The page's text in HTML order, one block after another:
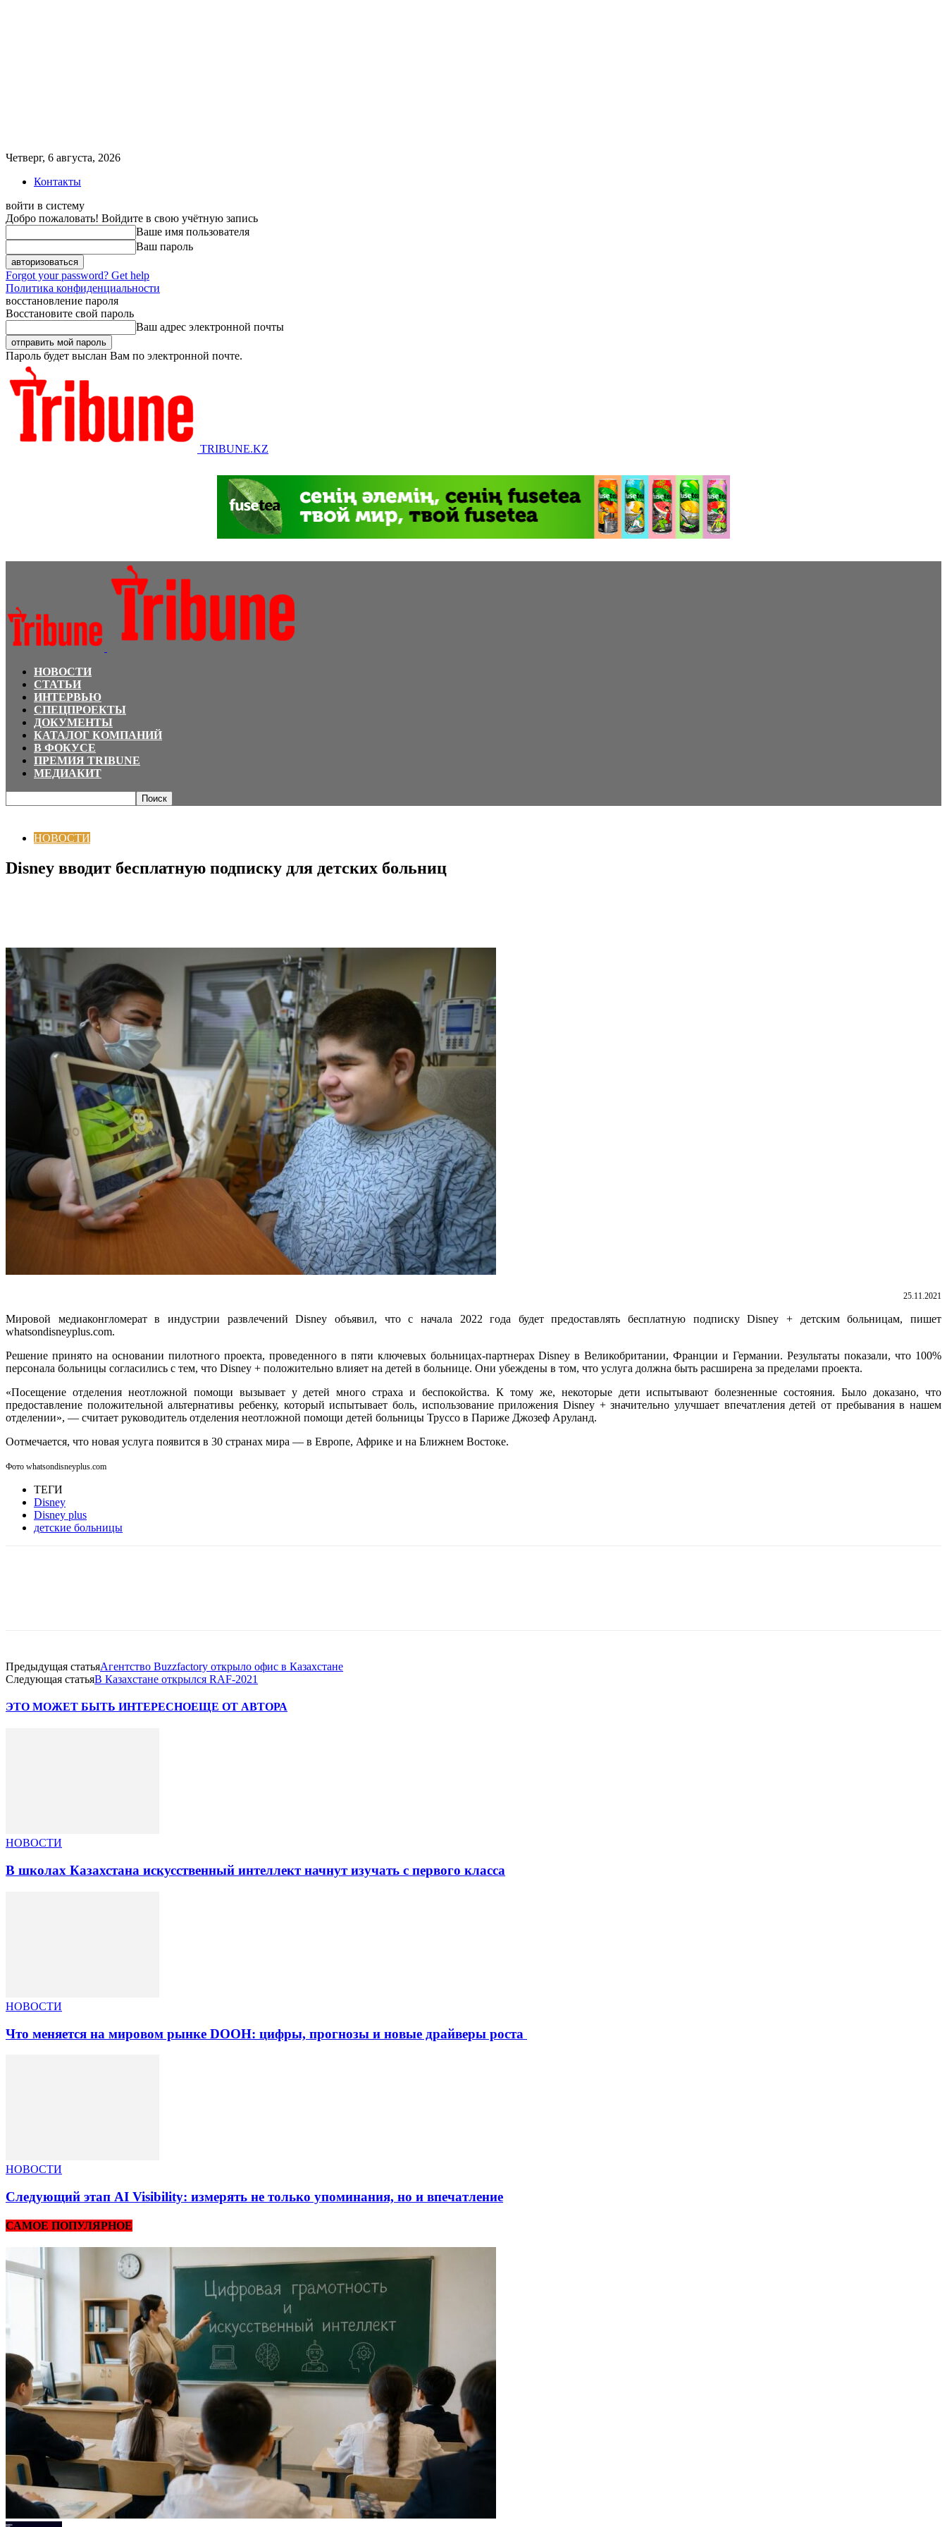
Четверг, 6 августа, 2026
Контакты
войти в систему
Добро пожаловать! Войдите в свою учётную запись
Ваше имя пользователя
Ваш пароль
Forgot your password? Get help
Политика конфиденциальности
восстановление пароля
Восстановите свой пароль
Ваш адрес электронной почты
Пароль будет выслан Вам по электронной почте.
TRIBUNE.KZ
НОВОСТИ
СТАТЬИ
ИНТЕРВЬЮ
СПЕЦПРОЕКТЫ
ДОКУМЕНТЫ
КАТАЛОГ КОМПАНИЙ
В ФОКУСЕ
ПРЕМИЯ TRIBUNE
МЕДИАКИТ
НОВОСТИ
Disney вводит бесплатную подписку для детских больниц
25.11.2021
Мировой медиаконгломерат в индустрии развлечений Disney объявил, что с начала 2022 года будет предоставлять бесплатную подписку Disney + детским больницам, пишет
whatsondisneyplus.com.
Решение принято на основании пилотного проекта, проведенного в пяти ключевых больницах-партнерах Disney в Великобритании, Франции и Германии. Результаты показали, что 100%
персонала больницы согласились с тем, что Disney + положительно влияет на детей в больнице. Они убеждены в том, что услуга должна быть расширена за пределами проекта.
«Посещение отделения неотложной помощи вызывает у детей много страха и беспокойства. К тому же, некоторые дети испытывают болезненные состояния. Было доказано, что
предоставление положительной альтернативы ребенку, который испытывает боль, использование приложения Disney + значительно улучшает впечатления детей от пребывания в нашем
отделении», — считает руководитель отделения неотложной помощи детей больницы Труссо в Париже Джозеф Аруланд.
Оотмечается, что новая услуга появится в 30 странах мира — в Европе, Африке и на Ближнем Востоке.
Фото whatsondisneyplus.com
ТЕГИ
Disney
Disney plus
детские больницы
Предыдущая статьяАгентство Buzzfactory открыло офис в Казахстане
Следующая статьяВ Казахстане открылся RAF-2021
ЭТО МОЖЕТ БЫТЬ ИНТЕРЕСНОЕЩЕ ОТ АВТОРА
НОВОСТИ
В школах Казахстана искусственный интеллект начнут изучать с первого класса
НОВОСТИ
Что меняется на мировом рынке DOOH: цифры, прогнозы и новые драйверы роста
НОВОСТИ
Следующий этап AI Visibility: измерять не только упоминания, но и впечатление
САМОЕ ПОПУЛЯРНОЕ